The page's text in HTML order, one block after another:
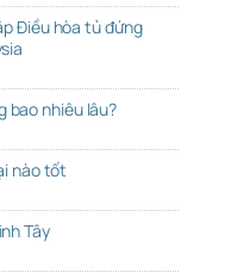
Điều hòa tủ đứng
bao nhiêu lâu?
nào tốt
Tây